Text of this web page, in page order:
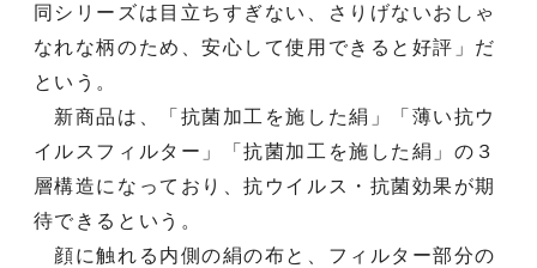
同シリーズは目立ちすぎない、さりげないおしゃ
なれな柄のため、安心して使用できると好評」だ
という。
新商品は、「抗菌加工を施した絹」「薄い抗ウ
イルスフィルター」「抗菌加工を施した絹」の３
層構造になっており、抗ウイルス・抗菌効果が期
待できるという。
顔に触れる内側の絹の布と、フィルター部分の